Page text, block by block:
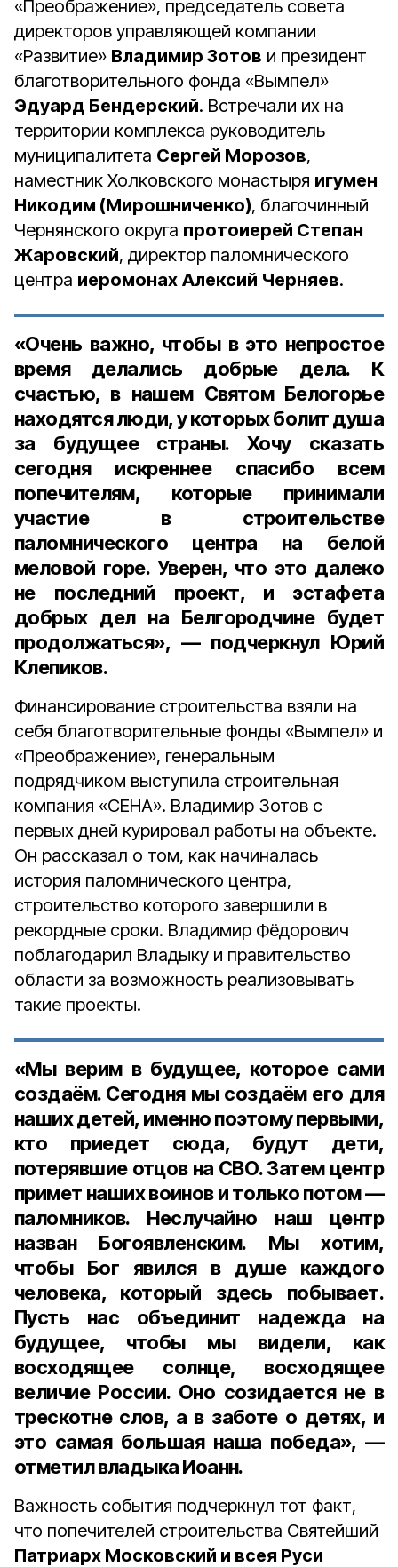
«Преображение», председатель совета
директоров управляющей компании
«Развитие» Владимир Зотов и президент
благотворительного фонда «Вымпел»
Эдуард Бендерский. Встречали их на
территории комплекса руководитель
муниципалитета Сергей Морозов,
наместник Холковского монастыря игумен
Никодим (Мирошниченко), благочинный
Чернянского округа протоиерей Степан
Жаровский, директор паломнического
центра иеромонах Алексий Черняев.
«Очень важно, чтобы в это непростое
время делались добрые дела. К
счастью, в нашем Святом Белогорье
находятся люди, у которых болит душа
за будущее страны. Хочу сказать
сегодня искреннее спасибо всем
попечителям, которые принимали
участие в строительстве
паломнического центра на белой
меловой горе. Уверен, что это далеко
не последний проект, и эстафета
добрых дел на Белгородчине будет
продолжаться», — подчеркнул Юрий
Клепиков.
Финансирование строительства взяли на
себя благотворительные фонды «Вымпел» и
«Преображение», генеральным
подрядчиком выступила строительная
компания «СЕНА». Владимир Зотов с
первых дней курировал работы на объекте.
Он рассказал о том, как начиналась
история паломнического центра,
строительство которого завершили в
рекордные сроки. Владимир Фёдорович
поблагодарил Владыку и правительство
области за возможность реализовывать
такие проекты.
«Мы верим в будущее, которое сами
создаём. Сегодня мы создаём его для
наших детей, именно поэтому первыми,
кто приедет сюда, будут дети,
потерявшие отцов на СВО. Затем центр
примет наших воинов и только потом —
паломников. Неслучайно наш центр
назван Богоявленским. Мы хотим,
чтобы Бог явился в душе каждого
человека, который здесь побывает.
Пусть нас объединит надежда на
будущее, чтобы мы видели, как
восходящее солнце, восходящее
величие России. Оно созидается не в
трескотне слов, а в заботе о детях, и
это самая большая наша победа», —
отметил владыка Иоанн.
Важность события подчеркнул тот факт,
что попечителей строительства Святейший
Патриарх Московский и всея Руси